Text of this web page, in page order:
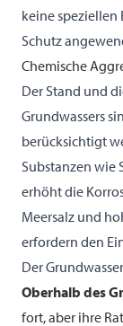
keine
Schutz
Chemische
Der Stand und
Grundwassers
berücksichtigt
Substanzen wie
erhöht die
Meersalz und
erfordern den
Der
Oberhalb des
fort, aber ihre